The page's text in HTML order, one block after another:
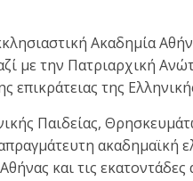
Ακαδημία
με την Πατριαρχική
επικράτειας της
Παιδείας,
ακαδημαϊκή
και τις